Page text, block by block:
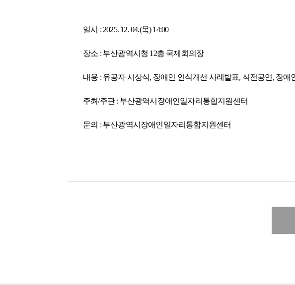
일시 : 2025. 12. 04.(목) 14:00
장소 : 부산광역시청 12층 국제회의장
내용 : 유공자 시상식, 장애인 인식개선 사례발표, 식전공연, 장애
주최/주관 : 부산광역시장애인일자리통합지원센터
문의 : 부산광역시장애인일자리통합지원센터